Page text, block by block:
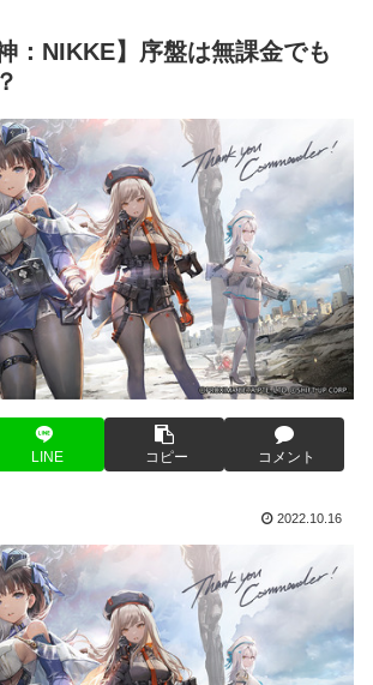
：NIKKE】序盤は無課金でも
LINE コピー コメント
2022.10.16